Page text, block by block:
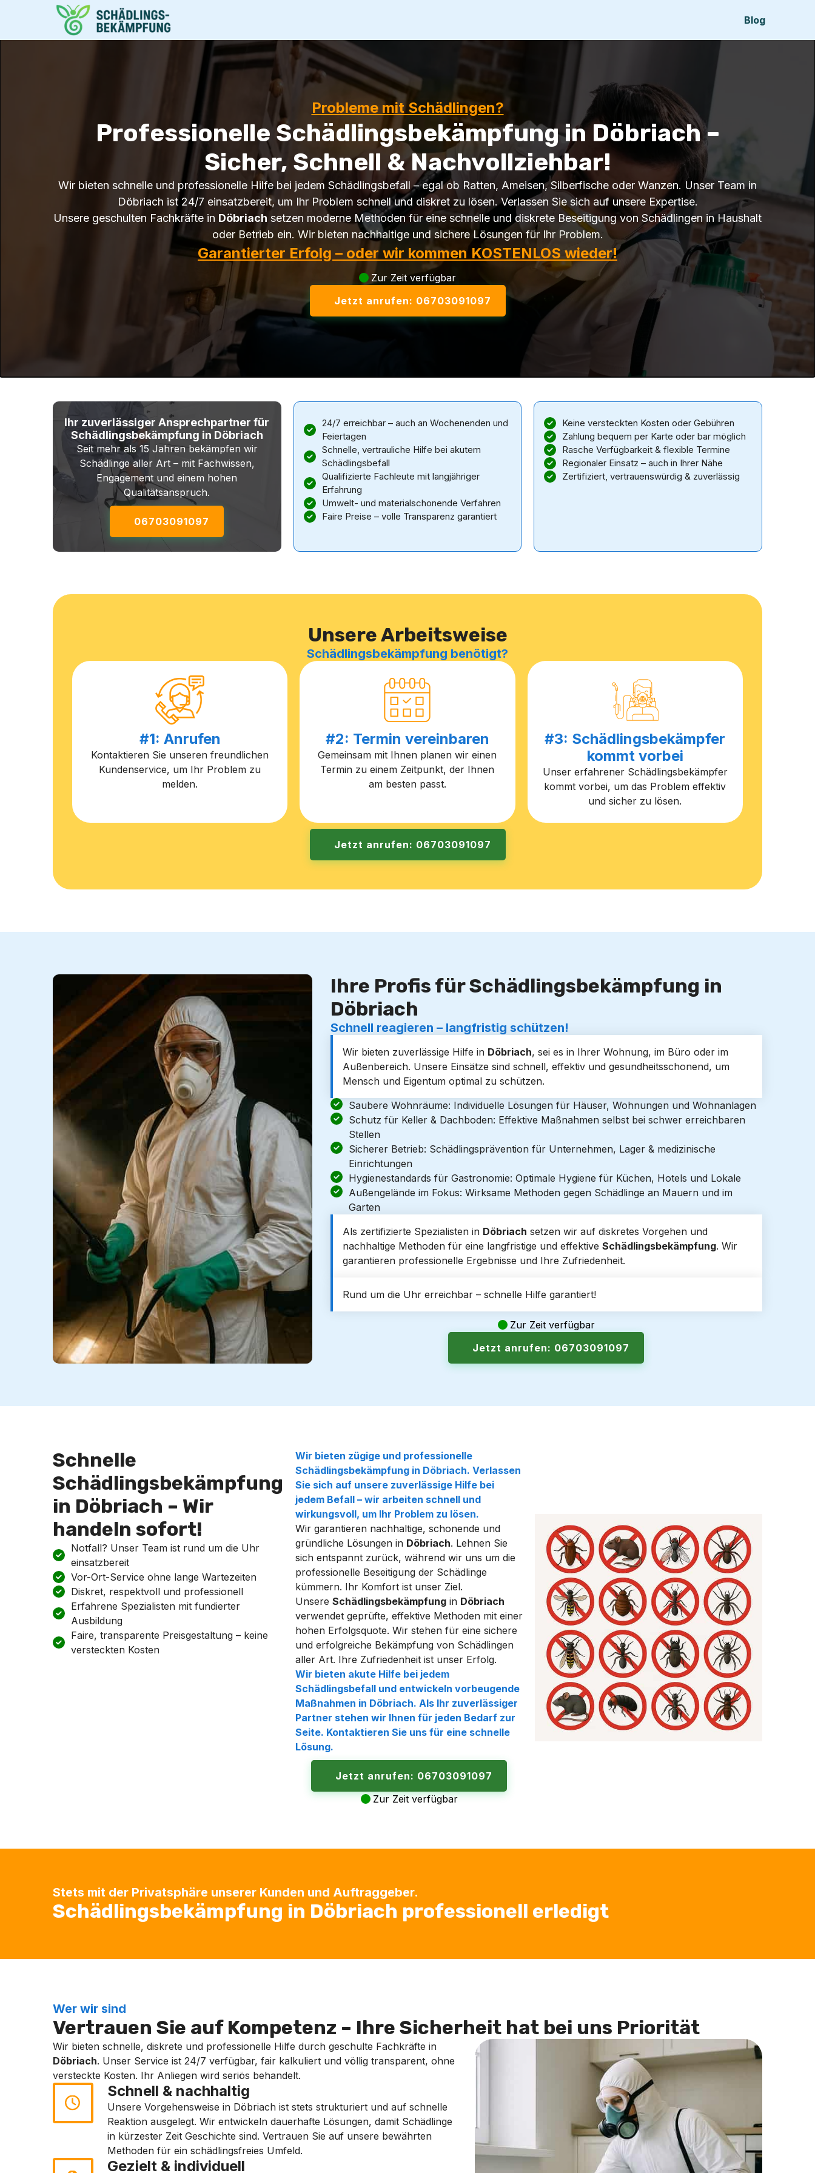
Blog
Probleme mit Schädlingen?
Professionelle Schädlingsbekämpfung in Döbriach –
Sicher, Schnell & Nachvollziehbar!
Wir bieten schnelle und professionelle Hilfe bei jedem Schädlingsbefall – egal ob Ratten, Ameisen, Silberfische oder Wanzen. Unser Team in
Döbriach ist 24/7 einsatzbereit, um Ihr Problem schnell und diskret zu lösen. Verlassen Sie sich auf unsere Expertise.
Unsere geschulten Fachkräfte in Döbriach setzen moderne Methoden für eine schnelle und diskrete Beseitigung von Schädlingen in Haushalt
oder Betrieb ein. Wir bieten nachhaltige und sichere Lösungen für Ihr Problem.
Garantierter Erfolg – oder wir kommen KOSTENLOS wieder!
Zur Zeit verfügbar
Jetzt anrufen: 06703091097
Ihr zuverlässiger Ansprechpartner für
Schädlingsbekämpfung in Döbriach
Seit mehr als 15 Jahren bekämpfen wir
Schädlinge aller Art – mit Fachwissen,
Engagement und einem hohen
Qualitätsanspruch.
06703091097
24/7 erreichbar – auch an Wochenenden und
Feiertagen
Schnelle, vertrauliche Hilfe bei akutem
Schädlingsbefall
Qualifizierte Fachleute mit langjähriger
Erfahrung
Umwelt- und materialschonende Verfahren
Faire Preise – volle Transparenz garantiert
Keine versteckten Kosten oder Gebühren
Zahlung bequem per Karte oder bar möglich
Rasche Verfügbarkeit & flexible Termine
Regionaler Einsatz – auch in Ihrer Nähe
Zertifiziert, vertrauenswürdig & zuverlässig
Unsere Arbeitsweise
Schädlingsbekämpfung benötigt?
#1: Anrufen
Kontaktieren Sie unseren freundlichen
Kundenservice, um Ihr Problem zu
melden.
#2: Termin vereinbaren
Gemeinsam mit Ihnen planen wir einen
Termin zu einem Zeitpunkt, der Ihnen
am besten passt.
#3: Schädlingsbekämpfer
kommt vorbei
Unser erfahrener Schädlingsbekämpfer
kommt vorbei, um das Problem effektiv
und sicher zu lösen.
Jetzt anrufen: 06703091097
Ihre Profis für Schädlingsbekämpfung in
Döbriach
Schnell reagieren – langfristig schützen!
Wir bieten zuverlässige Hilfe in Döbriach, sei es in Ihrer Wohnung, im Büro oder im
Außenbereich. Unsere Einsätze sind schnell, effektiv und gesundheitsschonend, um
Mensch und Eigentum optimal zu schützen.
Saubere Wohnräume: Individuelle Lösungen für Häuser, Wohnungen und Wohnanlagen
Schutz für Keller & Dachboden: Effektive Maßnahmen selbst bei schwer erreichbaren
Stellen
Sicherer Betrieb: Schädlingsprävention für Unternehmen, Lager & medizinische
Einrichtungen
Hygienestandards für Gastronomie: Optimale Hygiene für Küchen, Hotels und Lokale
Außengelände im Fokus: Wirksame Methoden gegen Schädlinge an Mauern und im
Garten
Als zertifizierte Spezialisten in Döbriach setzen wir auf diskretes Vorgehen und
nachhaltige Methoden für eine langfristige und effektive Schädlingsbekämpfung. Wir
garantieren professionelle Ergebnisse und Ihre Zufriedenheit.
Rund um die Uhr erreichbar – schnelle Hilfe garantiert!
Zur Zeit verfügbar
Jetzt anrufen: 06703091097
Schnelle
Schädlingsbekämpfung
in Döbriach – Wir
handeln sofort!
Notfall? Unser Team ist rund um die Uhr
einsatzbereit
Vor-Ort-Service ohne lange Wartezeiten
Diskret, respektvoll und professionell
Erfahrene Spezialisten mit fundierter
Ausbildung
Faire, transparente Preisgestaltung – keine
versteckten Kosten
Wir bieten zügige und professionelle
Schädlingsbekämpfung in Döbriach. Verlassen
Sie sich auf unsere zuverlässige Hilfe bei
jedem Befall – wir arbeiten schnell und
wirkungsvoll, um Ihr Problem zu lösen.
Wir garantieren nachhaltige, schonende und
gründliche Lösungen in Döbriach. Lehnen Sie
sich entspannt zurück, während wir uns um die
professionelle Beseitigung der Schädlinge
kümmern. Ihr Komfort ist unser Ziel.
Unsere Schädlingsbekämpfung in Döbriach
verwendet geprüfte, effektive Methoden mit einer
hohen Erfolgsquote. Wir stehen für eine sichere
und erfolgreiche Bekämpfung von Schädlingen
aller Art. Ihre Zufriedenheit ist unser Erfolg.
Wir bieten akute Hilfe bei jedem
Schädlingsbefall und entwickeln vorbeugende
Maßnahmen in Döbriach. Als Ihr zuverlässiger
Partner stehen wir Ihnen für jeden Bedarf zur
Seite. Kontaktieren Sie uns für eine schnelle
Lösung.
Jetzt anrufen: 06703091097
Zur Zeit verfügbar
Stets mit der Privatsphäre unserer Kunden und Auftraggeber.
Schädlingsbekämpfung in Döbriach professionell erledigt
Wer wir sind
Vertrauen Sie auf Kompetenz – Ihre Sicherheit hat bei uns Priorität
Wir bieten schnelle, diskrete und professionelle Hilfe durch geschulte Fachkräfte in
Döbriach. Unser Service ist 24/7 verfügbar, fair kalkuliert und völlig transparent, ohne
versteckte Kosten. Ihr Anliegen wird seriös behandelt.
Schnell & nachhaltig
Unsere Vorgehensweise in Döbriach ist stets strukturiert und auf schnelle
Reaktion ausgelegt. Wir entwickeln dauerhafte Lösungen, damit Schädlinge
in kürzester Zeit Geschichte sind. Vertrauen Sie auf unsere bewährten
Methoden für ein schädlingsfreies Umfeld.
Gezielt & individuell